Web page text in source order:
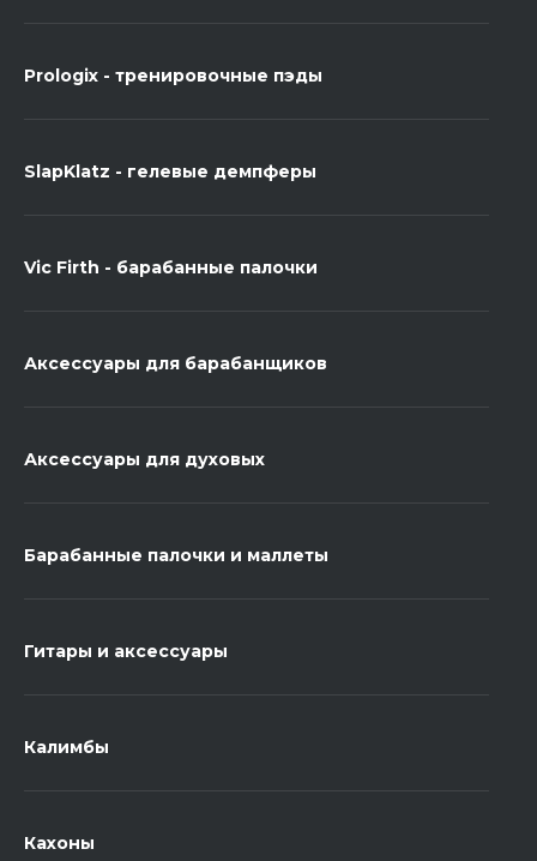
Prologix - тренировочные пэды
SlapKlatz - гелевые демпферы
Vic Firth - барабанные палочки
Аксессуары для барабанщиков
Аксессуары для духовых
Барабанные палочки и маллеты
Гитары и аксессуары
Калимбы
Кахоны